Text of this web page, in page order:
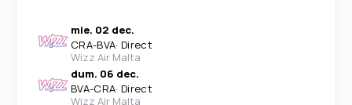
mie. 02 dec.
CRA-BVA· Direct
Wizz Air Malta
dum. 06 dec.
BVA-CRA· Direct
Wizz Air Malta